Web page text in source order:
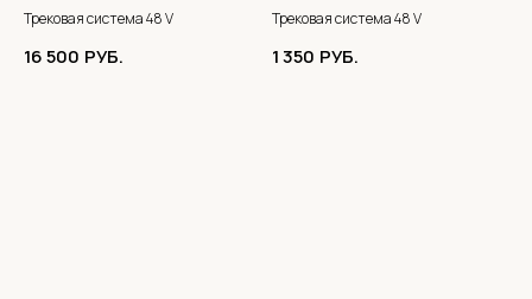
Трековая система 48 V
16 500 РУБ.
Трековая система 48 V
1 350 РУБ.